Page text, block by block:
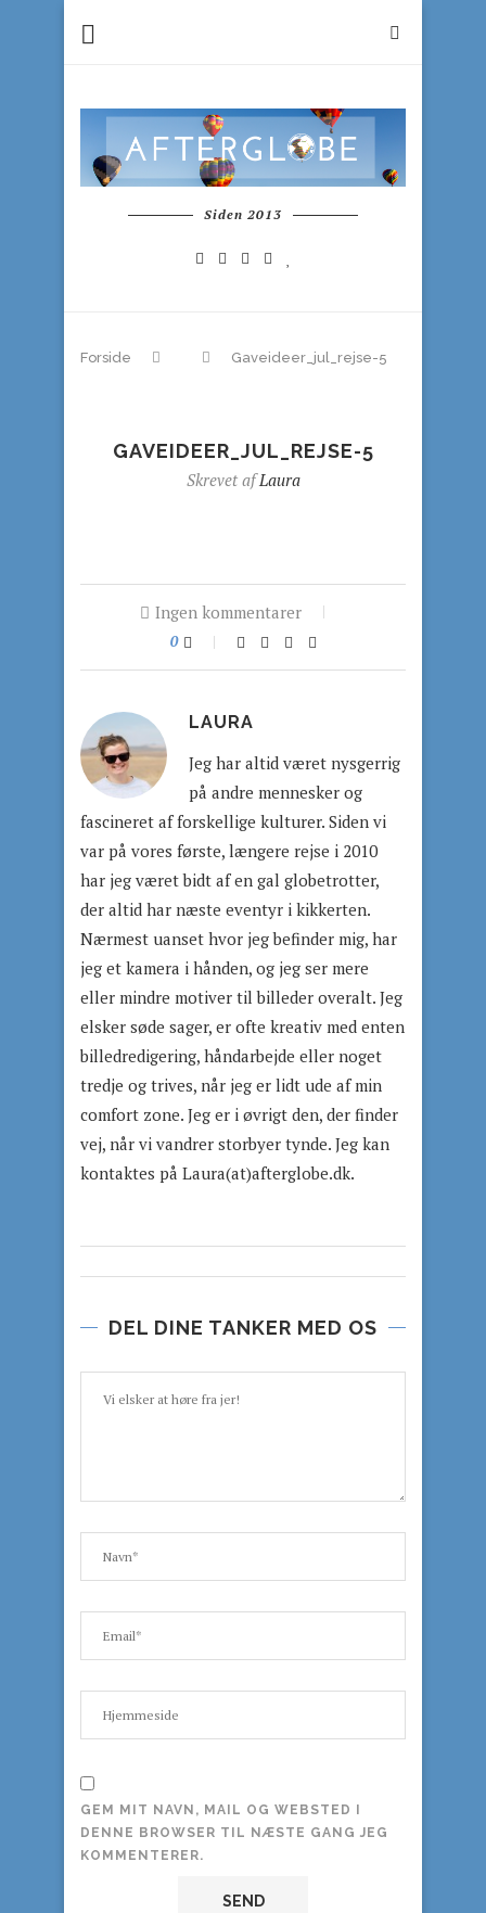
Siden 2013
Forside Gaveideer_jul_rejse-5
GAVEIDEER_JUL_REJSE-5
Skrevet afLaura
Ingen kommentarer
0
LAURA
Jeg har altid været nysgerrig
på andre mennesker og
fascineret af forskellige kulturer. Siden vi
var på vores første, længere rejse i 2010
har jeg været bidt af en gal globetrotter,
der altid har næste eventyr i kikkerten.
Nærmest uanset hvor jeg befinder mig, har
jeg et kamera i hånden, og jeg ser mere
eller mindre motiver til billeder overalt. Jeg
elsker søde sager, er ofte kreativ med enten
billedredigering, håndarbejde eller noget
tredje og trives, når jeg er lidt ude af min
comfort zone. Jeg er i øvrigt den, der finder
vej, når vi vandrer storbyer tynde. Jeg kan
kontaktes på Laura(at)afterglobe.dk.
DEL DINE TANKER MED OS
GEM MIT NAVN, MAIL OG WEBSTED I
DENNE BROWSER TIL NÆSTE GANG JEG
KOMMENTERER.